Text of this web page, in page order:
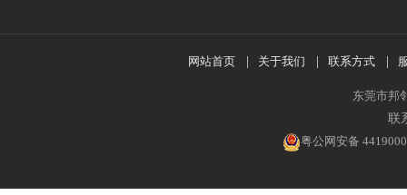
网站首页 关于我们 联系方式
东莞市邦
联
粤公网安备